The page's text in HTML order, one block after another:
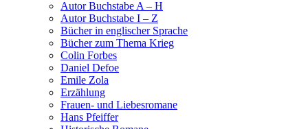
Autor Buchstabe A – H
Autor Buchstabe I – Z
Bücher in englischer Sprache
Bücher zum Thema Krieg
Colin Forbes
Daniel Defoe
Emile Zola
Erzählung
Frauen- und Liebesromane
Hans Pfeiffer